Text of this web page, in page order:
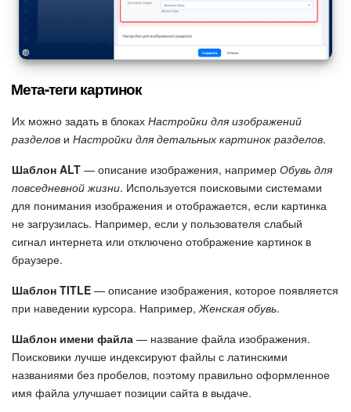
Мета-теги картинок
Их можно задать в блоках Настройки для изображений
разделов и Настройки для детальных картинок разделов.
Шаблон ALT — описание изображения, например Обувь для
повседневной жизни. Используется поисковыми системами
для понимания изображения и отображается, если картинка
не загрузилась. Например, если у пользователя слабый
сигнал интернета или отключено отображение картинок в
браузере.
Шаблон TITLE — описание изображения, которое появляется
при наведении курсора. Например, Женская обувь.
Шаблон имени файла — название файла изображения.
Поисковики лучше индексируют файлы с латинскими
названиями без пробелов, поэтому правильно оформленное
имя файла улучшает позиции сайта в выдаче.